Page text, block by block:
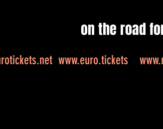
on the road
www.euro.tickets